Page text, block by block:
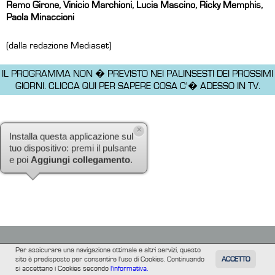
TUTTI FILM
Per assicurare una navigazione ottimale e altri servizi, questo
sito è predisposto per consentire l'uso di Cookies. Continuando
si accettano i Cookies secondol'informativa.
ACCETTO
Remo Girone, Vinicio Marchioni, Lucia Mascino, Ricky Memphis,
Paola Minaccioni
(dalla redazione Mediaset)
IL PROGRAMMA NON � PREVISTO NEI PALINSESTI DEI PROSSIMI
GIORNI. CLICCA QUI PER SAPERE COSA C'� ADESSO IN TV.
Installa questa applicazione sul
tuo dispositivo: premi il pulsante